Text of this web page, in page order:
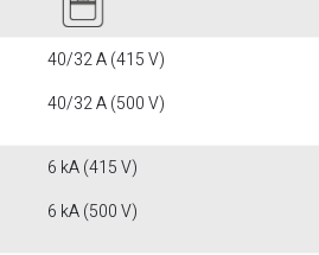
40/32 A (415 V)
40/32 A (500 V)
6 kA (415 V)
6 kA (500 V)